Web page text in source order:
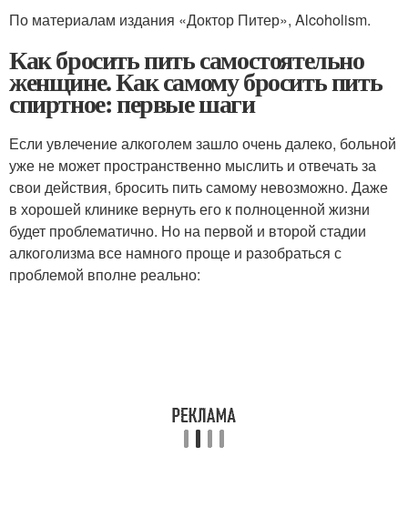
По материалам издания «Доктор Питер», Alcoholism.
Как бросить пить самостоятельно
женщине. Как самому бросить пить
спиртное: первые шаги
Если увлечение алкоголем зашло очень далеко, больной
уже не может пространственно мыслить и отвечать за
свои действия, бросить пить самому невозможно. Даже
в хорошей клинике вернуть его к полноценной жизни
будет проблематично. Но на первой и второй стадии
алкоголизма все намного проще и разобраться с
проблемой вполне реально: